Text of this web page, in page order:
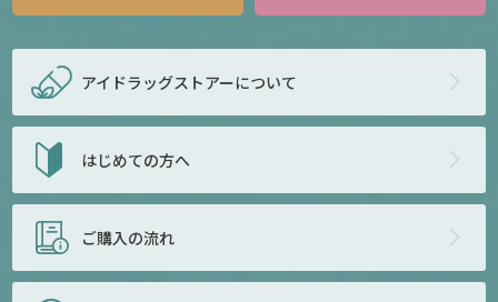
アイドラッグストアーについて
はじめての方へ
ご購入の流れ